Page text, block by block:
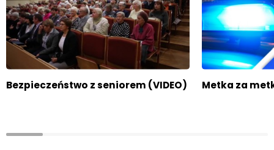
Bezpieczeństwo z seniorem (VIDEO) Metka za